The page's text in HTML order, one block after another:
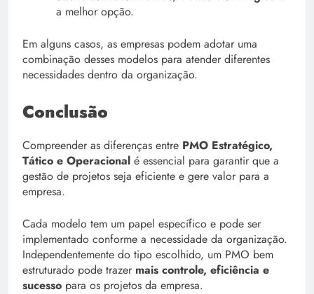
a melhor opção.
Em alguns casos, as empresas podem adotar uma
combinação desses modelos para atender diferentes
necessidades dentro da organização.
Conclusão
Compreender as diferenças entre PMO Estratégico,
Tático e Operacional é essencial para garantir que a
gestão de projetos seja eficiente e gere valor para a
empresa.
Cada modelo tem um papel específico e pode ser
implementado conforme a necessidade da organização.
Independentemente do tipo escolhido, um PMO bem
estruturado pode trazer mais controle, eficiência e
sucesso para os projetos da empresa.